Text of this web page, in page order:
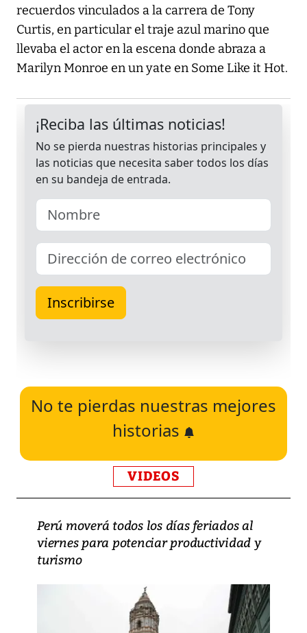
recuerdos vinculados a la carrera de Tony
Curtis, en particular el traje azul marino que
llevaba el actor en la escena donde abraza a
Marilyn Monroe en un yate en Some Like it Hot.
No te pierdas nuestras mejores
historias
VIDEOS
Perú moverá todos los días feriados al
viernes para potenciar productividad y
turismo